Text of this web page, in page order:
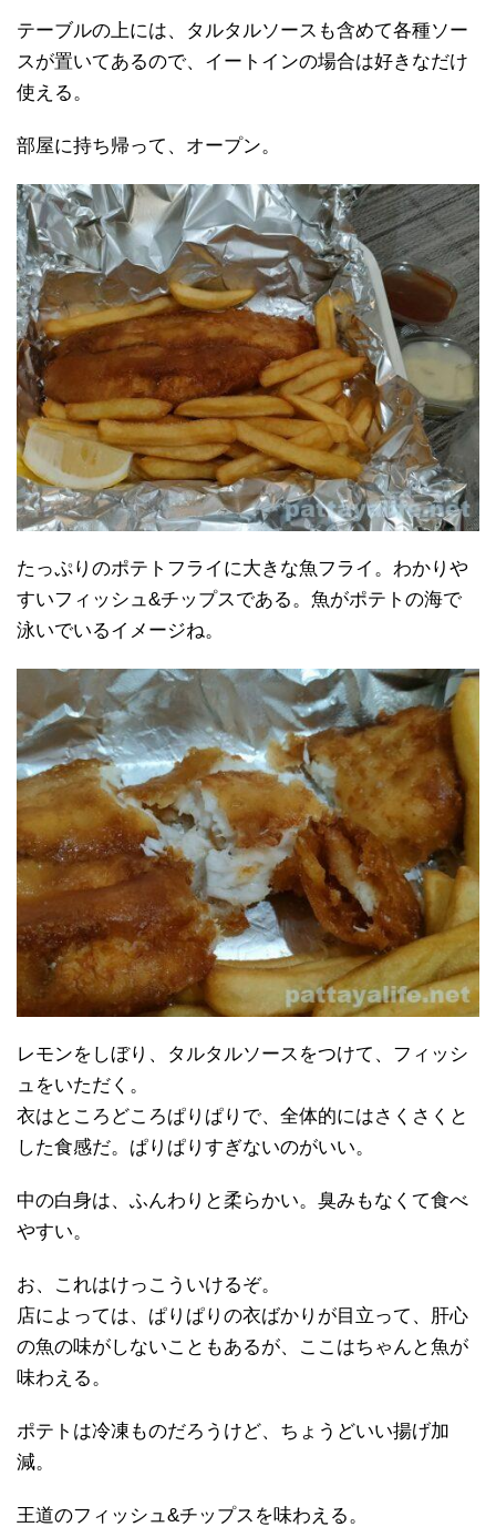
テーブルの上には、タルタルソースも含めて各種ソー
スが置いてあるので、イートインの場合は好きなだけ
使える。
部屋に持ち帰って、オープン。
たっぷりのポテトフライに大きな魚フライ。わかりや
すいフィッシュ&チップスである。魚がポテトの海で
泳いでいるイメージね。
レモンをしぼり、タルタルソースをつけて、フィッシ
ュをいただく。
衣はところどころぱりぱりで、全体的にはさくさくと
した食感だ。ぱりぱりすぎないのがいい。
中の白身は、ふんわりと柔らかい。臭みもなくて食べ
やすい。
お、これはけっこういけるぞ。
店によっては、ぱりぱりの衣ばかりが目立って、肝心
の魚の味がしないこともあるが、ここはちゃんと魚が
味わえる。
ポテトは冷凍ものだろうけど、ちょうどいい揚げ加
減。
王道のフィッシュ&チップスを味わえる。